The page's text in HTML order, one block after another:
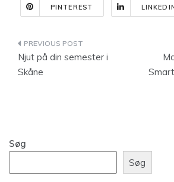
PINTEREST
Indlægsnavigation
Njut på din semester i
Skåne
Søg
Søg